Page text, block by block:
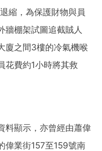
縮，為保護財物與員
牆棚架試圖追截賊人
廈之間3樓的冷氣機喉
花費約1小時將其救
料顯示，亦曾經由蕭偉
偉業街157至159號南